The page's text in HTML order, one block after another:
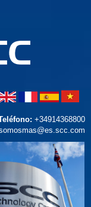
+34914368800